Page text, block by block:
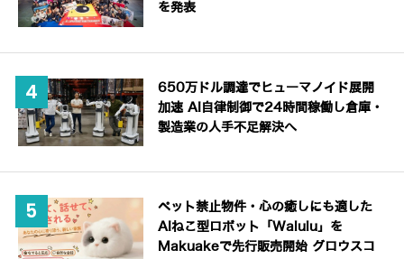
を発表
650万ドル調達でヒューマノイド展開
加速 AI自律制御で24時間稼働し倉庫・
製造業の人手不足解決へ
ペット禁止物件・心の癒しにも適した
AIねこ型ロボット「Walulu」を
Makuakeで先行販売開始 グロウスコ